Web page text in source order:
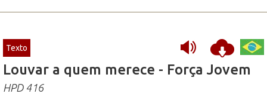
Texto
Louvar a quem merece - Força Jovem
HPD 416